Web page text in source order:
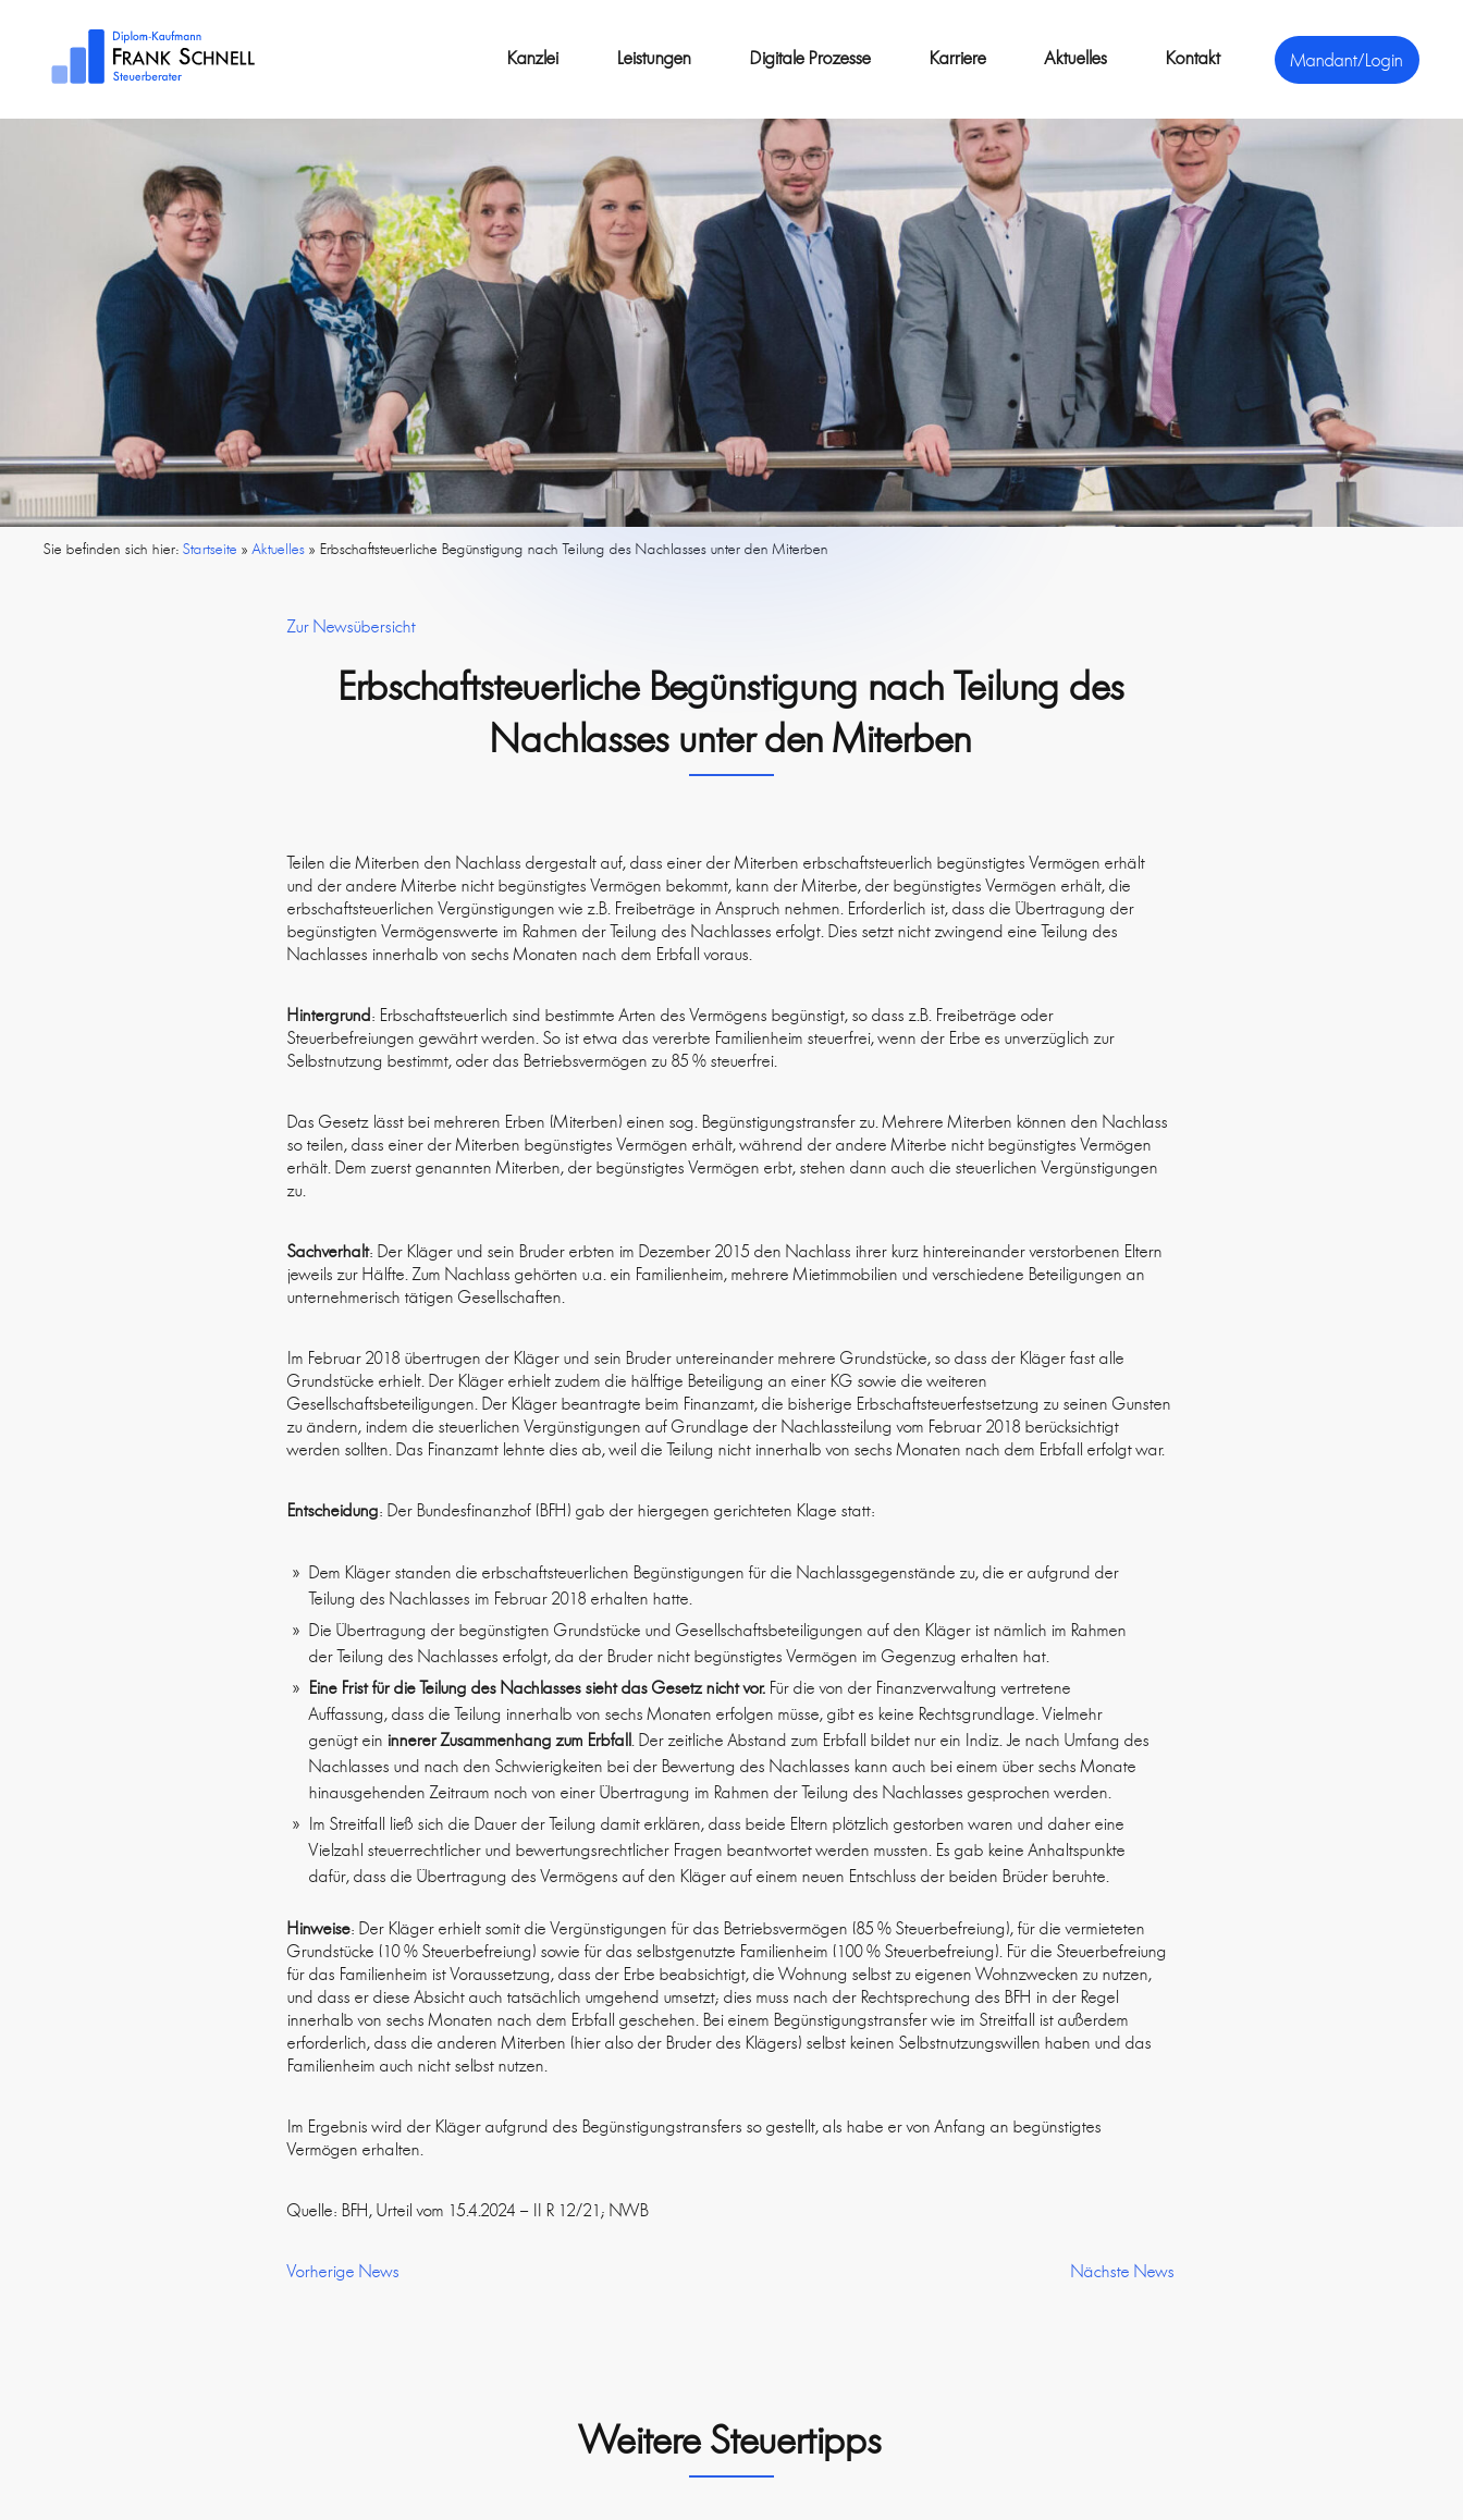
Mandant/Login
Kanzlei Leistungen Digitale Prozesse Karriere Aktuelles Kontakt
Sie befinden sich hier:Startseite »Aktuelles »Erbschaftsteuerliche Begünstigung nach Teilung des Nachlasses unter den Miterben
Zur Newsübersicht
Erbschaftsteuerliche Begünstigung nach Teilung des
Nachlasses unter den Miterben
Teilen die Miterben den Nachlass dergestalt auf, dass einer der Miterben erbschaftsteuerlich begünstigtes Vermögen erhält
und der andere Miterbe nicht begünstigtes Vermögen bekommt, kann der Miterbe, der begünstigtes Vermögen erhält, die
erbschaftsteuerlichen Vergünstigungen wie z.B. Freibeträge in Anspruch nehmen. Erforderlich ist, dass die Übertragung der
begünstigten Vermögenswerte im Rahmen der Teilung des Nachlasses erfolgt. Dies setzt nicht zwingend eine Teilung des
Nachlasses innerhalb von sechs Monaten nach dem Erbfall voraus.
Hintergrund: Erbschaftsteuerlich sind bestimmte Arten des Vermögens begünstigt, so dass z.B. Freibeträge oder
Steuerbefreiungen gewährt werden. So ist etwa das vererbte Familienheim steuerfrei, wenn der Erbe es unverzüglich zur
Selbstnutzung bestimmt, oder das Betriebsvermögen zu 85 % steuerfrei.
Das Gesetz lässt bei mehreren Erben (Miterben) einen sog. Begünstigungstransfer zu. Mehrere Miterben können den Nachlass
so teilen, dass einer der Miterben begünstigtes Vermögen erhält, während der andere Miterbe nicht begünstigtes Vermögen
erhält. Dem zuerst genannten Miterben, der begünstigtes Vermögen erbt, stehen dann auch die steuerlichen Vergünstigungen
zu.
Sachverhalt: Der Kläger und sein Bruder erbten im Dezember 2015 den Nachlass ihrer kurz hintereinander verstorbenen Eltern
jeweils zur Hälfte. Zum Nachlass gehörten u.a. ein Familienheim, mehrere Mietimmobilien und verschiedene Beteiligungen an
unternehmerisch tätigen Gesellschaften.
Im Februar 2018 übertrugen der Kläger und sein Bruder untereinander mehrere Grundstücke, so dass der Kläger fast alle
Grundstücke erhielt. Der Kläger erhielt zudem die hälftige Beteiligung an einer KG sowie die weiteren
Gesellschaftsbeteiligungen. Der Kläger beantragte beim Finanzamt, die bisherige Erbschaftsteuerfestsetzung zu seinen Gunsten
zu ändern, indem die steuerlichen Vergünstigungen auf Grundlage der Nachlassteilung vom Februar 2018 berücksichtigt
werden sollten. Das Finanzamt lehnte dies ab, weil die Teilung nicht innerhalb von sechs Monaten nach dem Erbfall erfolgt war.
Entscheidung: Der Bundesfinanzhof (BFH) gab der hiergegen gerichteten Klage statt:
Dem Kläger standen die erbschaftsteuerlichen Begünstigungen für die Nachlassgegenstände zu, die er aufgrund der
Teilung des Nachlasses im Februar 2018 erhalten hatte.
Die Übertragung der begünstigten Grundstücke und Gesellschaftsbeteiligungen auf den Kläger ist nämlich im Rahmen
der Teilung des Nachlasses erfolgt, da der Bruder nicht begünstigtes Vermögen im Gegenzug erhalten hat.
Eine Frist für die Teilung des Nachlasses sieht das Gesetz nicht vor. Für die von der Finanzverwaltung vertretene
Auffassung, dass die Teilung innerhalb von sechs Monaten erfolgen müsse, gibt es keine Rechtsgrundlage. Vielmehr
genügt eininnerer Zusammenhang zum Erbfall. Der zeitliche Abstand zum Erbfall bildet nur ein Indiz. Je nach Umfang des
Nachlasses und nach den Schwierigkeiten bei der Bewertung des Nachlasses kann auch bei einem über sechs Monate
hinausgehenden Zeitraum noch von einer Übertragung im Rahmen der Teilung des Nachlasses gesprochen werden.
Im Streitfall ließ sich die Dauer der Teilung damit erklären, dass beide Eltern plötzlich gestorben waren und daher eine
Vielzahl steuerrechtlicher und bewertungsrechtlicher Fragen beantwortet werden mussten. Es gab keine Anhaltspunkte
dafür, dass die Übertragung des Vermögens auf den Kläger auf einem neuen Entschluss der beiden Brüder beruhte.
Hinweise: Der Kläger erhielt somit die Vergünstigungen für das Betriebsvermögen (85 % Steuerbefreiung), für die vermieteten
Grundstücke (10 % Steuerbefreiung) sowie für das selbstgenutzte Familienheim (100 % Steuerbefreiung). Für die Steuerbefreiung
für das Familienheim ist Voraussetzung, dass der Erbe beabsichtigt, die Wohnung selbst zu eigenen Wohnzwecken zu nutzen,
und dass er diese Absicht auch tatsächlich umgehend umsetzt; dies muss nach der Rechtsprechung des BFH in der Regel
innerhalb von sechs Monaten nach dem Erbfall geschehen. Bei einem Begünstigungstransfer wie im Streitfall ist außerdem
erforderlich, dass die anderen Miterben (hier also der Bruder des Klägers) selbst keinen Selbstnutzungswillen haben und das
Familienheim auch nicht selbst nutzen.
Im Ergebnis wird der Kläger aufgrund des Begünstigungstransfers so gestellt, als habe er von Anfang an begünstigtes
Vermögen erhalten.
Quelle: BFH, Urteil vom 15.4.2024 – II R 12/21; NWB
Vorherige News Nächste News
Weitere Steuertipps